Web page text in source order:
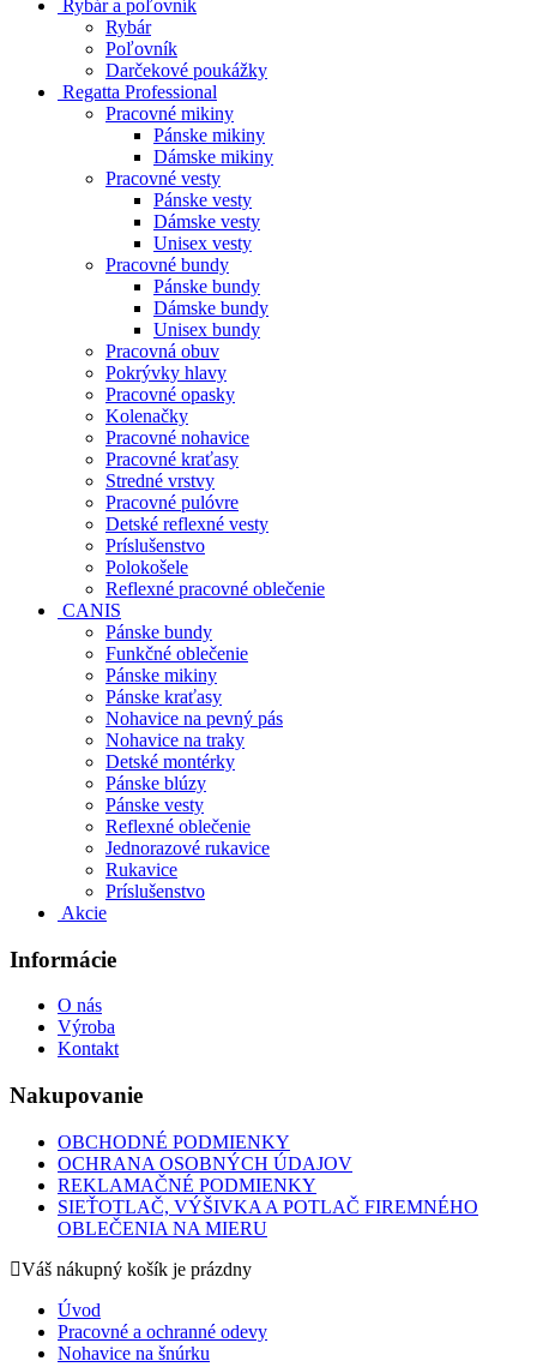
Rybár a poľovník
Rybár
Poľovník
Darčekové poukážky
Regatta Professional
Pracovné mikiny
Pánske mikiny
Dámske mikiny
Pracovné vesty
Pánske vesty
Dámske vesty
Unisex vesty
Pracovné bundy
Pánske bundy
Dámske bundy
Unisex bundy
Pracovná obuv
Pokrývky hlavy
Pracovné opasky
Kolenačky
Pracovné nohavice
Pracovné kraťasy
Stredné vrstvy
Pracovné pulóvre
Detské reflexné vesty
Príslušenstvo
Polokošele
Reflexné pracovné oblečenie
CANIS
Pánske bundy
Funkčné oblečenie
Pánske mikiny
Pánske kraťasy
Nohavice na pevný pás
Nohavice na traky
Detské montérky
Pánske blúzy
Pánske vesty
Reflexné oblečenie
Jednorazové rukavice
Rukavice
Príslušenstvo
Akcie
Informácie
O nás
Výroba
Kontakt
Nakupovanie
OBCHODNÉ PODMIENKY
OCHRANA OSOBNÝCH ÚDAJOV
REKLAMAČNÉ PODMIENKY
SIEŤOTLAČ, VÝŠIVKA A POTLAČ FIREMNÉHO
OBLEČENIA NA MIERU
Váš nákupný košík je prázdny
Úvod
Pracovné a ochranné odevy
Nohavice na šnúrku